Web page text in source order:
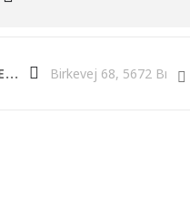
Destination Address -